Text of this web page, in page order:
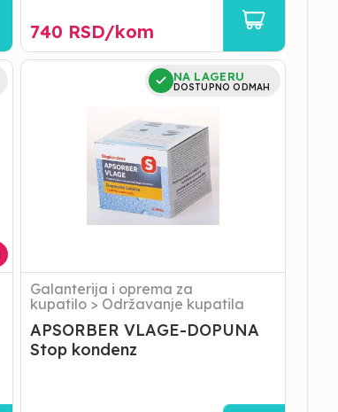
740 RSD/kom
APSORBER
NA LAGERU
DOSTUPNO ODMAH
Galanterija i oprema za
kupatilo > Održavanje kupatila
APSORBER VLAGE-DOPUNA
Stop kondenz